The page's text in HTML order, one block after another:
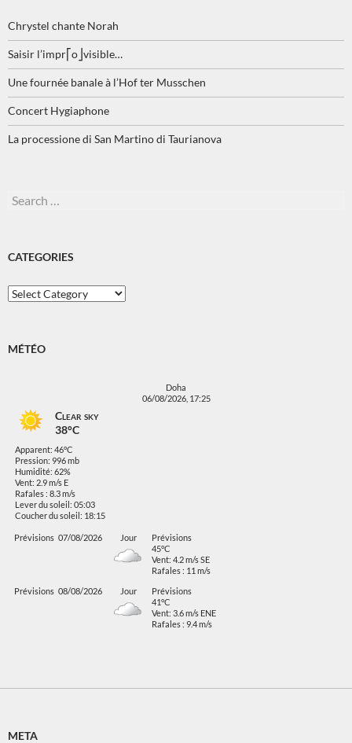
Chrystel chante Norah
Saisir l’impr⎡o⎦visible…
Une fournée banale à l’Hof ter Musschen
Concert Hygiaphone
La processione di San Martino di Taurianova
Search
CATEGORIES
Categories
MÉTÉO
Doha
06/08/2026, 17:25
Clear sky
38°C
Apparent: 46°C
Pression: 996 mb
Humidité: 62%
Vent: 2.9 m/s E
Rafales : 8.3 m/s
Lever du soleil: 05:03
Coucher du soleil: 18:15
Prévisions 07/08/2026 Jour
Prévisions
45°C
Vent: 4.2 m/s SE
Rafales : 11 m/s
Prévisions 08/08/2026 Jour
Prévisions
41°C
Vent: 3.6 m/s ENE
Rafales : 9.4 m/s
META